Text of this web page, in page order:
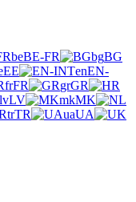
beBE-FR bgBG
EE enEN-
frFR grGR
lvLV mkMK
trTR uaUA